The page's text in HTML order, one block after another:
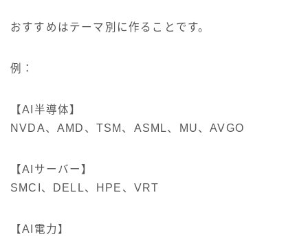
おすすめはテーマ別に作ることです。
例：
【AI半導体】
NVDA、AMD、TSM、ASML、MU、AVGO
【AIサーバー】
SMCI、DELL、HPE、VRT
【AI電力】